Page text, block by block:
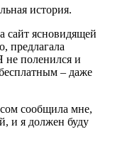
история.
сайт ясновидящей
предлагала
не поленился и
– даже
сообщила мне,
и я должен буду